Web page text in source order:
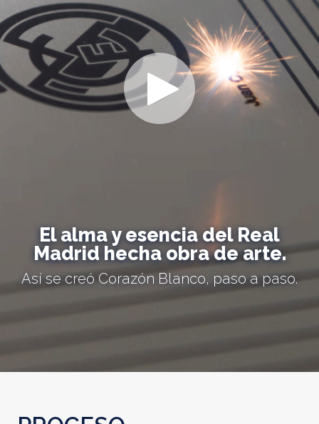
El alma y esencia del Real
Madrid hecha obra de arte.
Así se creó Corazón Blanco, paso a paso.